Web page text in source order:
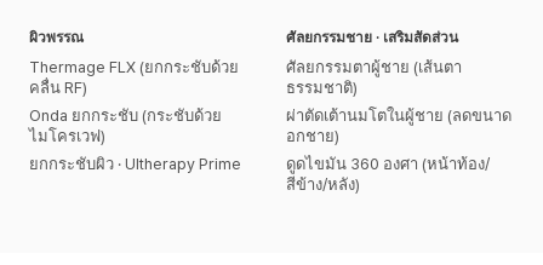
ผิวพรรณ
Thermage FLX (ยกกระชับด้วย
คลื่น RF)
Onda ยกกระชับ (กระชับด้วย
ไมโครเวฟ)
ยกกระชับผิว · Ultherapy Prime
ศัลยกรรมชาย · เสริมสัดส่วน
ศัลยกรรมตาผู้ชาย (เส้นตา
ธรรมชาติ)
ผ่าตัดเต้านมโตในผู้ชาย (ลดขนาด
อกชาย)
ดูดไขมัน 360 องศา (หน้าท้อง/
สีข้าง/หลัง)